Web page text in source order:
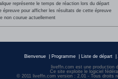
représente le temps de réaction lors du départ
épreuve pour afficher les résultats de cette épreuve
non courue actuellement
Bienvenue Programme Liste de départ
liveffn.com est une production
Ce site exploite le logiciel
© 2011 liveffn.com version : 2.01 - Tous droits